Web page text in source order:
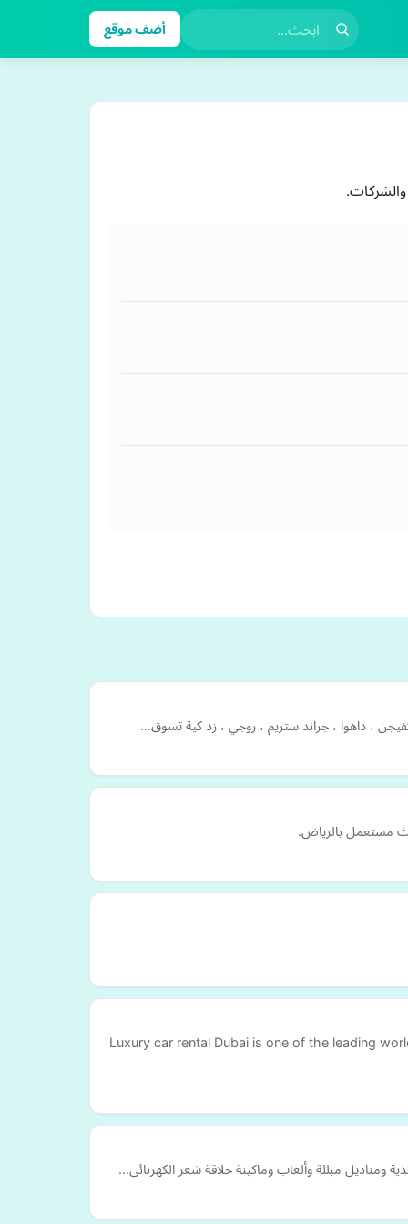
أضف موقع
، داهوا ، جراند ستريم ، روجي ، زد كية تسوق…
مستعمل بالرياض.
Luxury car rental Dubai is one of the leading
ومناديل مبللة وألعاب وماكينة حلاقة شعر الكهربائي…